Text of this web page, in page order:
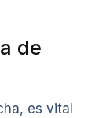
de
es vital